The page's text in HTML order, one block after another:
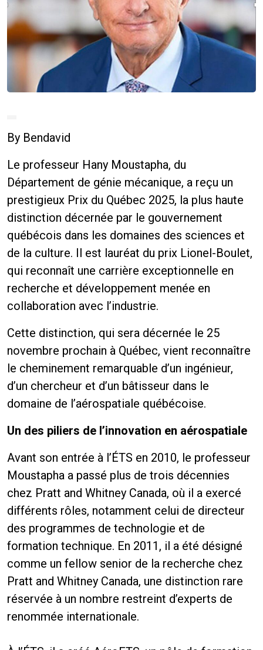
By Bendavid
Le professeur Hany Moustapha, du
Département de génie mécanique, a reçu un
prestigieux Prix du Québec 2025, la plus haute
distinction décernée par le gouvernement
québécois dans les domaines des sciences et
de la culture. Il est lauréat du prix Lionel-Boulet,
qui reconnaît une carrière exceptionnelle en
recherche et développement menée en
collaboration avec l’industrie.
Cette distinction, qui sera décernée le 25
novembre prochain à Québec, vient reconnaître
le cheminement remarquable d’un ingénieur,
d’un chercheur et d’un bâtisseur dans le
domaine de l’aérospatiale québécoise.
Un des piliers de l’innovation en aérospatiale
Avant son entrée à l’ÉTS en 2010, le professeur
Moustapha a passé plus de trois décennies
chez Pratt and Whitney Canada, où il a exercé
différents rôles, notamment celui de directeur
des programmes de technologie et de
formation technique. En 2011, il a été désigné
comme un fellow senior de la recherche chez
Pratt and Whitney Canada, une distinction rare
réservée à un nombre restreint d’experts de
renommée internationale.